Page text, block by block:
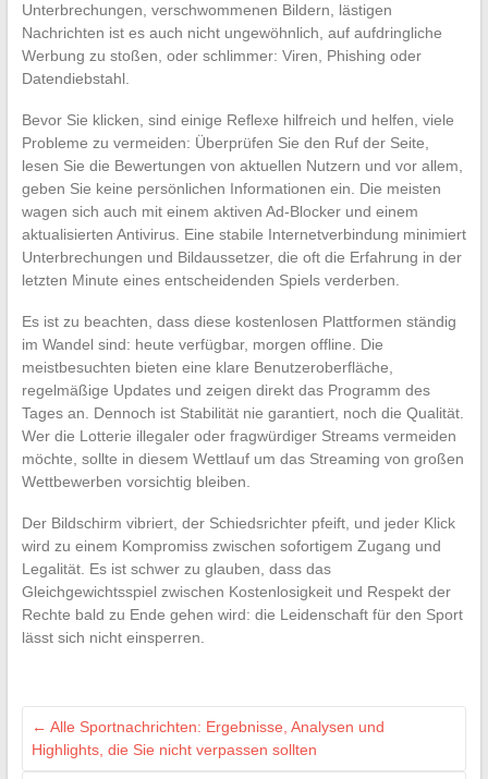
Unterbrechungen, verschwommenen Bildern, lästigen
Nachrichten ist es auch nicht ungewöhnlich, auf aufdringliche
Werbung zu stoßen, oder schlimmer: Viren, Phishing oder
Datendiebstahl.
Bevor Sie klicken, sind einige Reflexe hilfreich und helfen, viele
Probleme zu vermeiden: Überprüfen Sie den Ruf der Seite,
lesen Sie die Bewertungen von aktuellen Nutzern und vor allem,
geben Sie keine persönlichen Informationen ein. Die meisten
wagen sich auch mit einem aktiven Ad-Blocker und einem
aktualisierten Antivirus. Eine stabile Internetverbindung minimiert
Unterbrechungen und Bildaussetzer, die oft die Erfahrung in der
letzten Minute eines entscheidenden Spiels verderben.
Es ist zu beachten, dass diese kostenlosen Plattformen ständig
im Wandel sind: heute verfügbar, morgen offline. Die
meistbesuchten bieten eine klare Benutzeroberfläche,
regelmäßige Updates und zeigen direkt das Programm des
Tages an. Dennoch ist Stabilität nie garantiert, noch die Qualität.
Wer die Lotterie illegaler oder fragwürdiger Streams vermeiden
möchte, sollte in diesem Wettlauf um das Streaming von großen
Wettbewerben vorsichtig bleiben.
Der Bildschirm vibriert, der Schiedsrichter pfeift, und jeder Klick
wird zu einem Kompromiss zwischen sofortigem Zugang und
Legalität. Es ist schwer zu glauben, dass das
Gleichgewichtsspiel zwischen Kostenlosigkeit und Respekt der
Rechte bald zu Ende gehen wird: die Leidenschaft für den Sport
lässt sich nicht einsperren.
← Alle Sportnachrichten: Ergebnisse, Analysen und
Highlights, die Sie nicht verpassen sollten